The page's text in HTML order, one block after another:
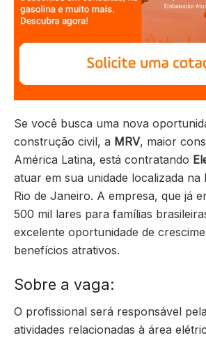
Se você busca uma nova
construção civil, a MRV, maior
América Latina, está contratando
atuar em sua unidade localizada na
Rio de Janeiro. A empresa, que já
500 mil lares para famílias
excelente oportunidade de
benefícios atrativos.
Sobre a vaga:
O profissional será responsável
atividades relacionadas à área